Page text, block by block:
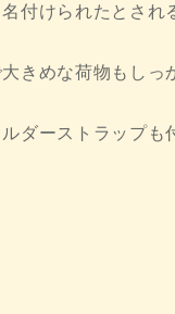
付けられたとされ
きめな荷物もしっ
ダーストラップ